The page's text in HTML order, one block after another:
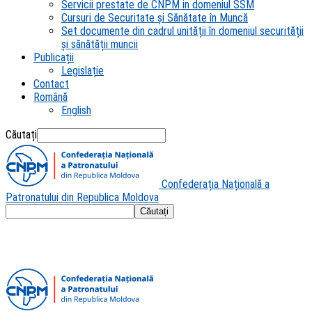
Servicii prestate de CNPM in domeniul SSM
Cursuri de Securitate și Sănătate în Muncă
Set documente din cadrul unității în domeniul securității
și sănătății muncii
Publicații
Legislație
Contact
Română
English
Căutați
Confederația Națională a
Patronatului din Republica Moldova